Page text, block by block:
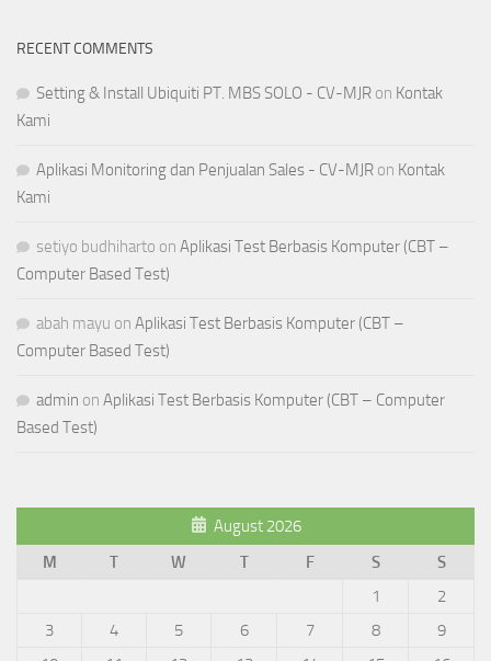
RECENT COMMENTS
Setting & Install Ubiquiti PT. MBS SOLO - CV-MJR on Kontak
Kami
Aplikasi Monitoring dan Penjualan Sales - CV-MJR on Kontak
Kami
setiyo budhiharto on Aplikasi Test Berbasis Komputer (CBT –
Computer Based Test)
abah mayu on Aplikasi Test Berbasis Komputer (CBT –
Computer Based Test)
admin on Aplikasi Test Berbasis Komputer (CBT – Computer
Based Test)
August 2026
M
T W T F S
S
1
2
3
4 5 6 7 8
9